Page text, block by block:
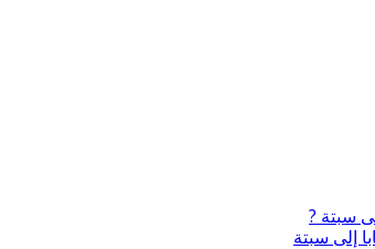
سبتة ?
إلى سبتة